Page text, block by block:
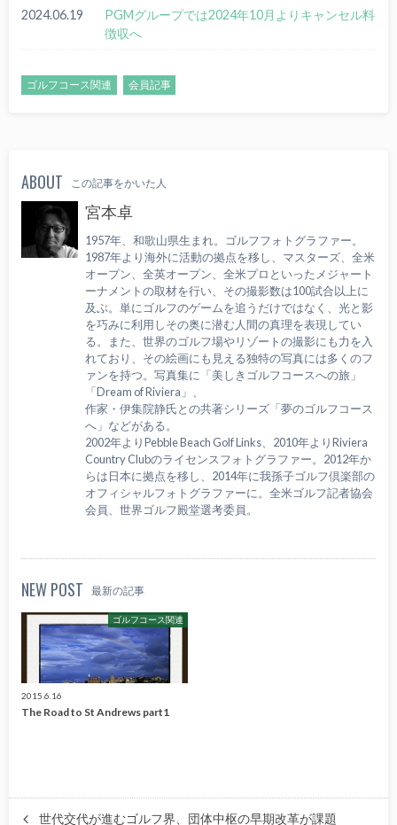
2024.06.19
PGMグループでは2024年10月よりキャンセル料
徴収へ
ゴルフコース関連 会員記事
ABOUT この記事をかいた人
宮本卓
1957年、和歌山県生まれ。ゴルフフォトグラファー。
1987年より海外に活動の拠点を移し、マスターズ、全米
オープン、全英オープン、全米プロといったメジャート
ーナメントの取材を行い、その撮影数は100試合以上に
及ぶ。単にゴルフのゲームを追うだけではなく、光と影
を巧みに利用しその奥に潜む人間の真理を表現してい
る。また、世界のゴルフ場やリゾートの撮影にも力を入
れており、その絵画にも見える独特の写真には多くのフ
ァンを持つ。写真集に「美しきゴルフコースへの旅」
「Dream of Riviera」、
作家・伊集院静氏との共著シリーズ「夢のゴルフコース
へ」などがある。
2002年よりPebble Beach Golf Links、2010年よりRiviera
Country Clubのライセンスフォトグラファー。2012年か
らは日本に拠点を移し、2014年に我孫子ゴルフ倶楽部の
オフィシャルフォトグラファーに。全米ゴルフ記者協会
会員、世界ゴルフ殿堂選考委員。
NEW POST 最新の記事
ゴルフコース関連
2015.6.16
The Road to St Andrews part1
世代交代が進むゴルフ界、団体中枢の早期改革が課題